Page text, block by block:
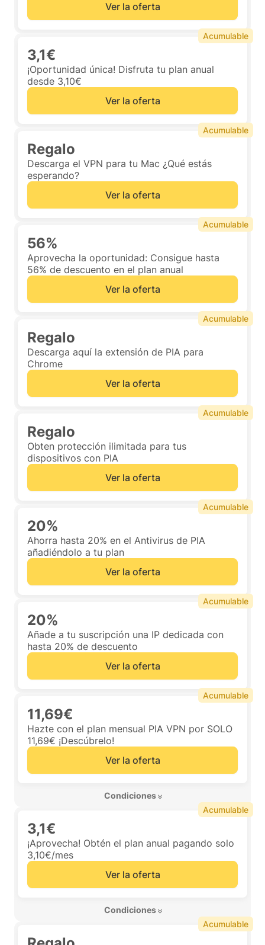
Ver la oferta
3,1€
¡Oportunidad única! Disfruta tu plan anual
desde 3,10€
Ver la oferta
Acumulable
Regalo
Descarga el VPN para tu Mac ¿Qué estás
esperando?
Ver la oferta
Acumulable
56%
Aprovecha la oportunidad: Consigue hasta
56% de descuento en el plan anual
Ver la oferta
Acumulable
Regalo
Descarga aquí la extensión de PIA para
Chrome
Ver la oferta
Acumulable
Regalo
Obten protección ilimitada para tus
dispositivos con PIA
Ver la oferta
Acumulable
20%
Ahorra hasta 20% en el Antivirus de PIA
añadiéndolo a tu plan
Ver la oferta
Acumulable
20%
Añade a tu suscripción una IP dedicada con
hasta 20% de descuento
Ver la oferta
Acumulable
11,69€
Hazte con el plan mensual PIA VPN por SOLO
11,69€ ¡Descúbrelo!
Ver la oferta
Condiciones
Acumulable
3,1€
¡Aprovecha! Obtén el plan anual pagando solo
3,10€/mes
Ver la oferta
Condiciones
Acumulable
Acumulable